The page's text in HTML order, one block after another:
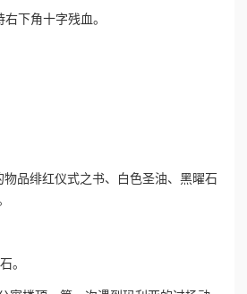
下角十字残血。
物品绯红仪式之书、白色圣油、黑曜石
。